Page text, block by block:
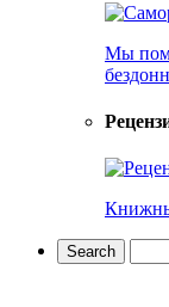
Мы